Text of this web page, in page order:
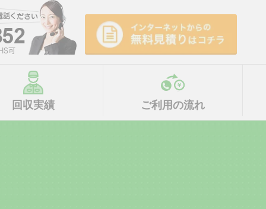
回収実績 ご利用の流れ